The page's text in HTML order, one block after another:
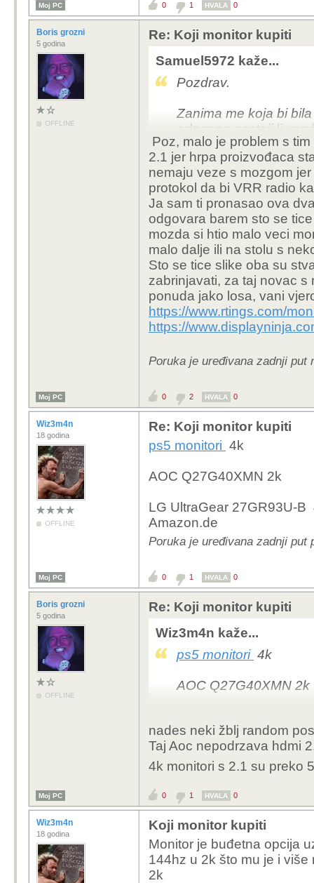
Budzet mi je 250–300
Slim, pa mi je bitna
Po trgovinama sam
pronaći odgovarajući
Hvala.
Moj PC 0 1 HVALA 0
Boris grozni
5 godina
OFFLINE
Re: Koji monitor kupiti
Samuel5972 kaže...
Pozdrav.
Zanima me koja bi
odnosno postoji li
Trebao bi mi IPS
HDMI 2.1 podrskom.
Budzet mi je 250–300
Slim, pa mi je bitna
Po trgovinama sam
nigdje se jasno ne
pronaći odgovarajući
Hvala.
Poz, malo je problem s
2.1 jer hrpa proizvođaca
nemaju veze s mozgom
protokol da bi VRR radio
Ja sam ti pronasao ova
odgovara barem sto se
mozda si htio malo veci
malo dalje ili na stolu s
Sto se tice slike oba su
zabrinjavati, za taj novac
ponuda jako losa, vani
https://www.rtings.com/
https://
Poruka je uređivana zadnji put
Moj PC 0 2 HVALA 0
Wiz3m4n
18 godina
OFFLINE
Re: Koji monitor kupiti
ps5 monitori 4k
AOC Q27G40XMN 2k
LG UltraGear 27GR93U-
Amazon.de
Poruka je uređivana zadnji put
Moj PC 0 1 HVALA 0
Boris grozni
5 godina
OFFLINE
Re: Koji monitor kupiti
Wiz3m4n kaže...
ps5 monitori 4k
AOC Q27G40XMN 2k
300e, vidi Amazon.de
nades neki žblj random
Taj Aoc nepodrzava hdmi
4k monitori s 2.1 su preko
Moj PC 0 1 HVALA 0
Wiz3m4n
18 godina
Koji monitor kupiti
Monitor je buđetna opcija
144hz u 2k što mu je i
2k